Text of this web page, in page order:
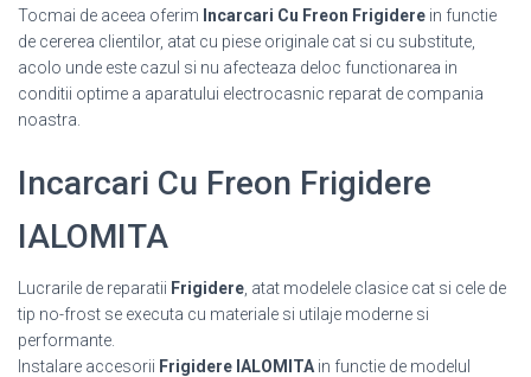
Tocmai de aceea oferim Incarcari Cu Freon Frigidere in functie
de cererea clientilor, atat cu piese originale cat si cu substitute,
acolo unde este cazul si nu afecteaza deloc functionarea in
conditii optime a aparatului electrocasnic reparat de compania
noastra.
Incarcari Cu Freon Frigidere
IALOMITA
Lucrarile de reparatii Frigidere , atat modelele clasice cat si cele de
tip no-frost se executa cu materiale si utilaje moderne si
performante.
Instalare accesorii Frigidere IALOMITA in functie de modelul